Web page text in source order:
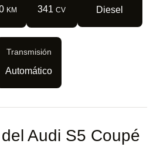
KM 341 CV Diesel
Transmisión
Automático
Audi S5 Coupé